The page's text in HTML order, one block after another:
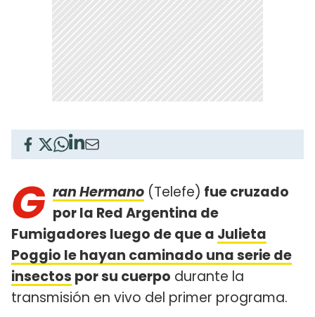
G ran Hermano (Telefe) fue cruzado
por la Red Argentina de
Fumigadores luego de que a Julieta
Poggio le hayan caminado una serie de
insectos por su cuerpo durante la
transmisión en vivo del primer programa.